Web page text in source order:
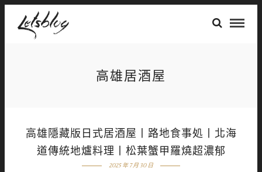
高雄居酒屋
高雄隱藏版日式居酒屋丨路地食事処丨北海
道傳統地爐料理丨松葉蟹甲羅燒超濃郁
2025 年 7 月 30 日